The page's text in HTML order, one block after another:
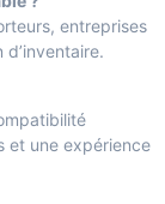
entreprises
et une expérience